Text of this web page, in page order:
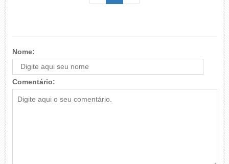
Nome:
Comentário: